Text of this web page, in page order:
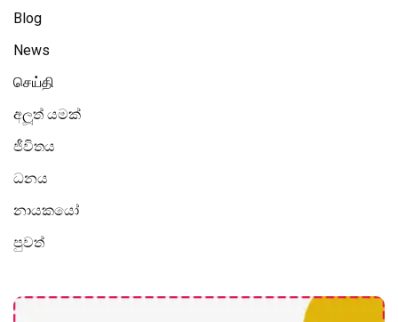
Blog
News
செய்தி
අලූත් යමක්
ජීවිතය
ධනය
නායකයෝ
පුවත්